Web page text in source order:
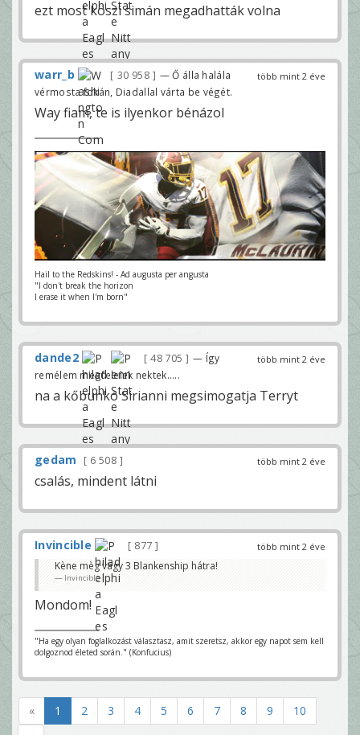
ezt most köszi simán megadhatták volna
több mint 2 éve
warr_b 30 958
— Ő álla halála
vérmosta fokán, Diadallal várta be végét.
Way fiam, te is ilyenkor bénázol
Hail to the Redskins! - Ad augusta per angusta
"I don't break the horizon
I erase it when I'm born"
több mint 2 éve
dande2 48 705
— Így
remélem megfelelek nektek.....
na a kőbunkó Sirianni megsimogatja Terryt
több mint 2 éve
gedam 6 508
csalás, mindent látni
több mint 2 éve
Invincible
877
Kène mèg vagy 3 Blankenship hátra!
Invincible
Mondom!
"Ha egy olyan foglalkozást választasz, amit szeretsz, akkor egy napot sem kell
dolgoznod életed során." (Konfucius)
« 1 2 3 4 5 6 7 8 9
10